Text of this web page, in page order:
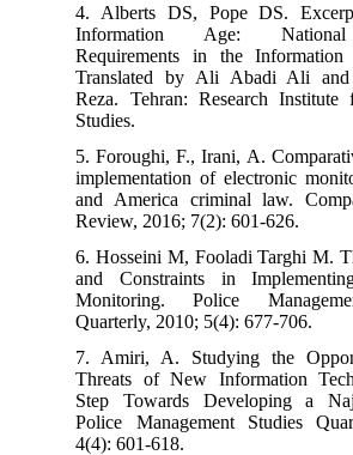
4. Alberts DS, Pope DS.
Information Age:
Requirements in the
Translated by Ali Abadi Ali
Reza. Tehran: Research
Studies.
5. Foroughi, F., Irani, A.
implementation of electronic
and America criminal law.
Review, 2016; 7(2): 601-626.
6. Hosseini M, Fooladi Targhi M.
and Constraints in
Monitoring. Police
Quarterly, 2010; 5(4): 677-706.
7. Amiri, A. Studying the
Threats of New Information
Step Towards Developing a
Police Management Studies
4(4): 601-618.